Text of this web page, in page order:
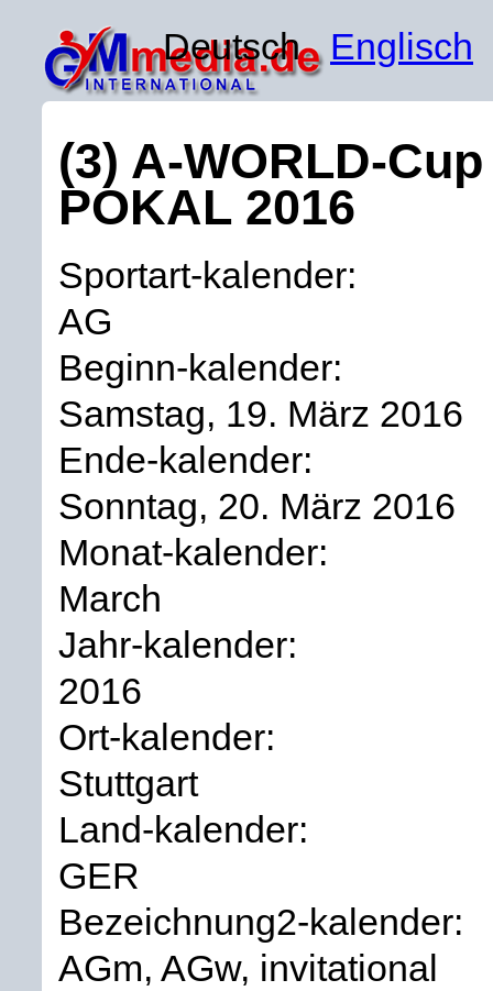
Deutsch Englisch
(3) A-WORLD-
POKAL 2016
Sportart-kalender:
AG
Beginn-kalender:
Samstag, 19. März 2016
Ende-kalender:
Sonntag, 20. März 2016
Monat-kalender:
March
Jahr-kalender:
2016
Ort-kalender:
Stuttgart
Land-kalender:
GER
Bezeichnung2-kalender:
AGm, AGw, invitational